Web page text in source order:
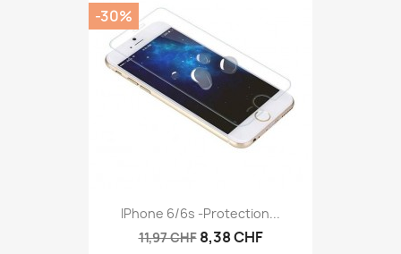
IPhone 6/6s -protection...
11,97 CHF 8,38 CHF
-30%